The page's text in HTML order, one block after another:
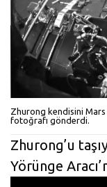
Zhurong kendisini Mars
fotoğrafı gönderdi.
Zhurong’u
Yörünge